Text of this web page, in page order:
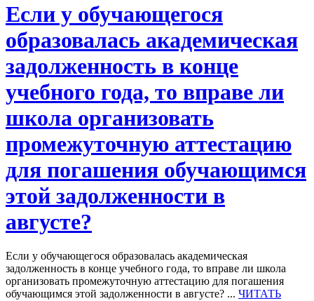
Если у обучающегося
образовалась академическая
задолженность в конце
учебного года, то вправе ли
школа организовать
промежуточную аттестацию
для погашения обучающимся
этой задолженности в
августе?
Если у обучающегося образовалась академическая
задолженность в конце учебного года, то вправе ли школа
организовать промежуточную аттестацию для погашения
обучающимся этой задолженности в августе? ... ЧИТАТЬ